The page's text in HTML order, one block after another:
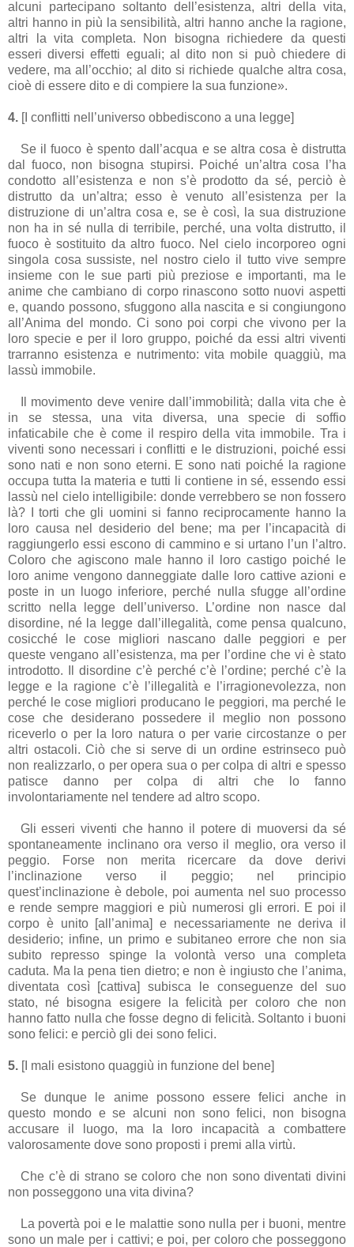
alcuni partecipano soltanto dell’esistenza, altri della vita,
altri hanno in più la sensibilità, altri hanno anche la ragione,
altri la vita completa. Non bisogna richiedere da questi
esseri diversi effetti eguali; al dito non si può chiedere di
vedere, ma all’occhio; al dito si richiede qualche altra cosa,
cioè di essere dito e di compiere la sua funzione».
4. [I conflitti nell’universo obbediscono a una legge]
Se il fuoco è spento dall’acqua e se altra cosa è distrutta
dal fuoco, non bisogna stupirsi. Poiché un’altra cosa l’ha
condotto all’esistenza e non s’è prodotto da sé, perciò è
distrutto da un’altra; esso è venuto all’esistenza per la
distruzione di un’altra cosa e, se è così, la sua distruzione
non ha in sé nulla di terribile, perché, una volta distrutto, il
fuoco è sostituito da altro fuoco. Nel cielo incorporeo ogni
singola cosa sussiste, nel nostro cielo il tutto vive sempre
insieme con le sue parti più preziose e importanti, ma le
anime che cambiano di corpo rinascono sotto nuovi aspetti
e, quando possono, sfuggono alla nascita e si congiungono
all’Anima del mondo. Ci sono poi corpi che vivono per la
loro specie e per il loro gruppo, poiché da essi altri viventi
trarranno esistenza e nutrimento: vita mobile quaggiù, ma
lassù immobile.
Il movimento deve venire dall’immobilità; dalla vita che è
in se stessa, una vita diversa, una specie di soffio
infaticabile che è come il respiro della vita immobile. Tra i
viventi sono necessari i conflitti e le distruzioni, poiché essi
sono nati e non sono eterni. E sono nati poiché la ragione
occupa tutta la materia e tutti li contiene in sé, essendo essi
lassù nel cielo intelligibile: donde verrebbero se non fossero
là? I torti che gli uomini si fanno reciprocamente hanno la
loro causa nel desiderio del bene; ma per l’incapacità di
raggiungerlo essi escono di cammino e si urtano l’un l’altro.
Coloro che agiscono male hanno il loro castigo poiché le
loro anime vengono danneggiate dalle loro cattive azioni e
poste in un luogo inferiore, perché nulla sfugge all’ordine
scritto nella legge dell’universo. L’ordine non nasce dal
disordine, né la legge dall’illegalità, come pensa qualcuno,
cosicché le cose migliori nascano dalle peggiori e per
queste vengano all’esistenza, ma per l’ordine che vi è stato
introdotto. Il disordine c’è perché c’è l’ordine; perché c’è la
legge e la ragione c’è l’illegalità e l’irragionevolezza, non
perché le cose migliori producano le peggiori, ma perché le
cose che desiderano possedere il meglio non possono
riceverlo o per la loro natura o per varie circostanze o per
altri ostacoli. Ciò che si serve di un ordine estrinseco può
non realizzarlo, o per opera sua o per colpa di altri e spesso
patisce danno per colpa di altri che lo fanno
involontariamente nel tendere ad altro scopo.
Gli esseri viventi che hanno il potere di muoversi da sé
spontaneamente inclinano ora verso il meglio, ora verso il
peggio. Forse non merita ricercare da dove derivi
l’inclinazione verso il peggio; nel principio
quest’inclinazione è debole, poi aumenta nel suo processo
e rende sempre maggiori e più numerosi gli errori. E poi il
corpo è unito [all’anima] e necessariamente ne deriva il
desiderio; infine, un primo e subitaneo errore che non sia
subito represso spinge la volontà verso una completa
caduta. Ma la pena tien dietro; e non è ingiusto che l’anima,
diventata così [cattiva] subisca le conseguenze del suo
stato, né bisogna esigere la felicità per coloro che non
hanno fatto nulla che fosse degno di felicità. Soltanto i buoni
sono felici: e perciò gli dei sono felici.
5. [I mali esistono quaggiù in funzione del bene]
Se dunque le anime possono essere felici anche in
questo mondo e se alcuni non sono felici, non bisogna
accusare il luogo, ma la loro incapacità a combattere
valorosamente dove sono proposti i premi alla virtù.
Che c’è di strano se coloro che non sono diventati divini
non posseggono una vita divina?
La povertà poi e le malattie sono nulla per i buoni, mentre
sono un male per i cattivi; e poi, per coloro che posseggono